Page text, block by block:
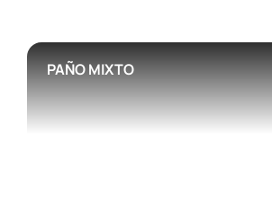
PAÑO MIXTO